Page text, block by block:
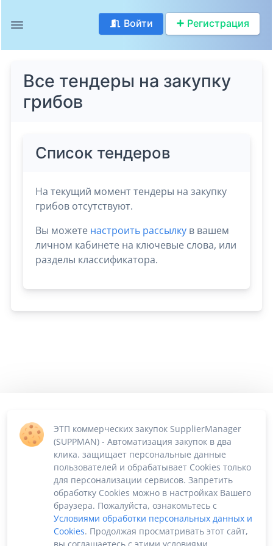
Войти Регистрация
Все тендеры на закупку
грибов
Список тендеров
На текущий момент тендеры на закупку
грибов отсутствуют.
Вы можете настроить рассылку в вашем
личном кабинете на ключевые слова, или
разделы классификатора.
ЭТП коммерческих закупок SupplierManager
(SUPPMAN) - Автоматизация закупок в два
клика. защищает персональные данные
пользователей и обрабатывает Cookies только
для персонализации сервисов. Запретить
обработку Cookies можно в настройках Вашего
браузера. Пожалуйста, ознакомьтесь с
Условиями обработки персональных данных и
Cookies. Продолжая просматривать этот сайт,